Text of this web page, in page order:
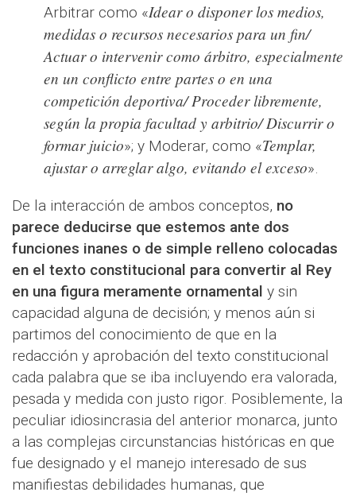
Arbitrar como «Idear o disponer los medios,
medidas o recursos necesarios para un fin/
Actuar o intervenir como árbitro, especialmente
en un conflicto entre partes o en una
competición deportiva/ Proceder libremente,
según la propia facultad y arbitrio/ Discurrir o
formar juicio»; y Moderar, como «Templar,
ajustar o arreglar algo, evitando el exceso».
De la interacción de ambos conceptos, no
parece deducirse que estemos ante dos
funciones inanes o de simple relleno colocadas
en el texto constitucional para convertir al Rey
en una figura meramente ornamental y sin
capacidad alguna de decisión; y menos aún si
partimos del conocimiento de que en la
redacción y aprobación del texto constitucional
cada palabra que se iba incluyendo era valorada,
pesada y medida con justo rigor. Posiblemente, la
peculiar idiosincrasia del anterior monarca, junto
a las complejas circunstancias históricas en que
fue designado y el manejo interesado de sus
manifiestas debilidades humanas, que